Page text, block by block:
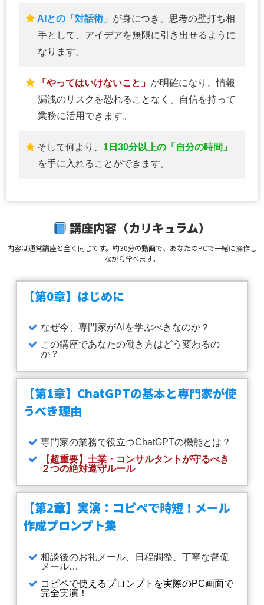
AIとの「対話術」 が身につき、思考の壁打ち相
手として、アイデアを無限に引き出せるように
なります。
「やってはいけないこと」 が明確になり、情報
漏洩のリスクを恐れることなく、自信を持って
業務に活用できます。
そして何より、 1日30分以上の「自分の時間」
を手に入れることができます。
講座内容（カリキュラム）
内容は通常講座と全く同じです。約30分の動画で、あなたのPCで一緒に操作し
ながら学べます。
【第0章】はじめに
なぜ今、専門家がAIを学ぶべきなのか？
この講座であなたの働き方はどう変わるの
か？
【第1章】ChatGPTの基本と専門家が使
うべき理由
専門家の業務で役立つChatGPTの機能とは？
【超重要】士業・コンサルタントが守るべき
２つの絶対遵守ルール
【第2章】実演：コピペで時短！メール
作成プロンプト集
相談後のお礼メール、日程調整、丁寧な督促
メール…
コピペで使えるプロンプトを実際のPC画面で
完全実演！